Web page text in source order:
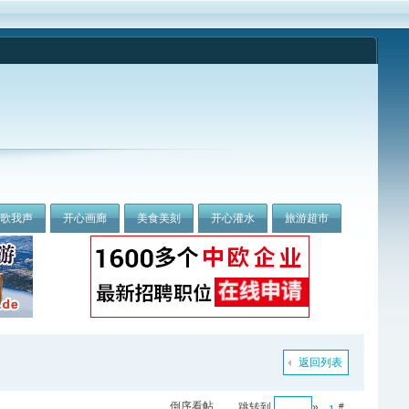
我声 开心画廊 美食美刻 开心灌水 旅游超市
返回列表
#
倒序看帖